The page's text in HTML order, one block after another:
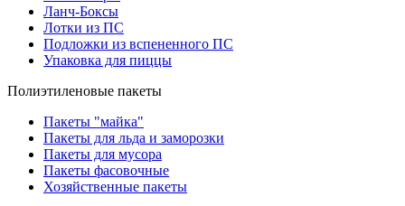
Ланч-Боксы
Лотки из ПС
Подложки из вспененного ПС
Упаковка для пиццы
Полиэтиленовые пакеты
Пакеты "майка"
Пакеты для льда и заморозки
Пакеты для мусора
Пакеты фасовочные
Хозяйственные пакеты